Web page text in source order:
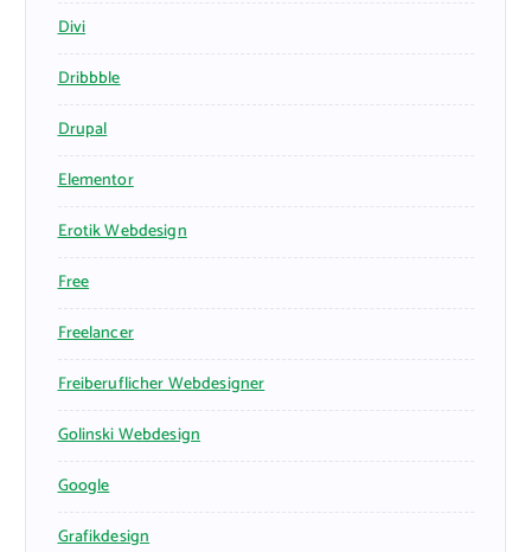
Divi
Dribbble
Drupal
Elementor
Erotik Webdesign
Free
Freelancer
Freiberuflicher Webdesigner
Golinski Webdesign
Google
Grafikdesign